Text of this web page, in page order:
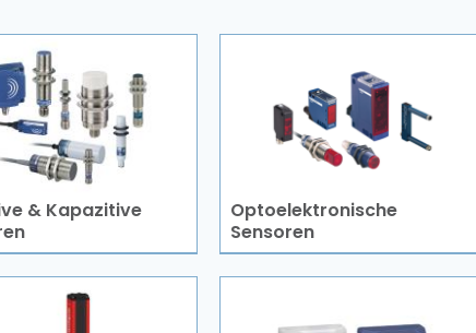
& Kapazitive
Optoelektronische
Sensoren